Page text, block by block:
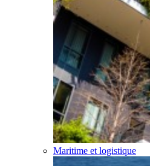
Maritime et logistique